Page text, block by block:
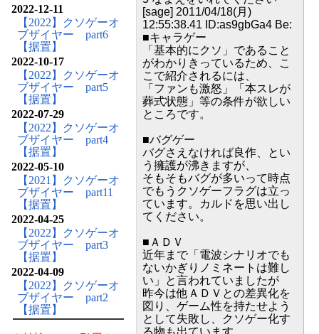
2022-12-11
【2022】クソゲーオ
ブザイヤー part6
【据置】
2022-10-17
【2022】クソゲーオ
ブザイヤー part5
【据置】
2022-07-29
【2022】クソゲーオ
ブザイヤー part4
【据置】
2022-05-10
【2021】クソゲーオ
ブザイヤー part11
【据置】
2022-04-25
【2022】クソゲーオ
ブザイヤー part3
【据置】
2022-04-09
【2022】クソゲーオ
ブザイヤー part2
【据置】
[sage] 2011/04/18(月)
12:55:38.41 ID:as9gbGa4 Be:
■キャラゲー
「基本的にクソ」であること
がわかりきっているため、こ
こで紹介されるには、
「ファンも激怒」「本スレが
葬式状態」等の条件が欲しい
ところです。
■バグゲー
バグさえなければ良作、とい
う擁護が沸きますが、
そもそもバグが多いって時点
でもうクソゲーフラグは立っ
ています。カルドを思い出し
てください。
■ＡＤＶ
近年まで「電波シナリオでも
ないかぎりノミネートは難し
い」と言われていましたが
昨今は他ＡＤＶとの差異化を
図り、ゲーム性を持たせよう
として失敗し、クソゲー化す
る物も出ています。